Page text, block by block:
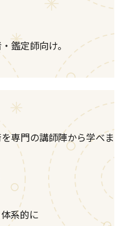
鑑定師向け。
専門の講師陣から学べま
系的に